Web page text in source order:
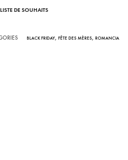
LISTE DE SOUHAITS
BLACK FRIDAY, FÊTE DES MÈRES, ROMANCIA